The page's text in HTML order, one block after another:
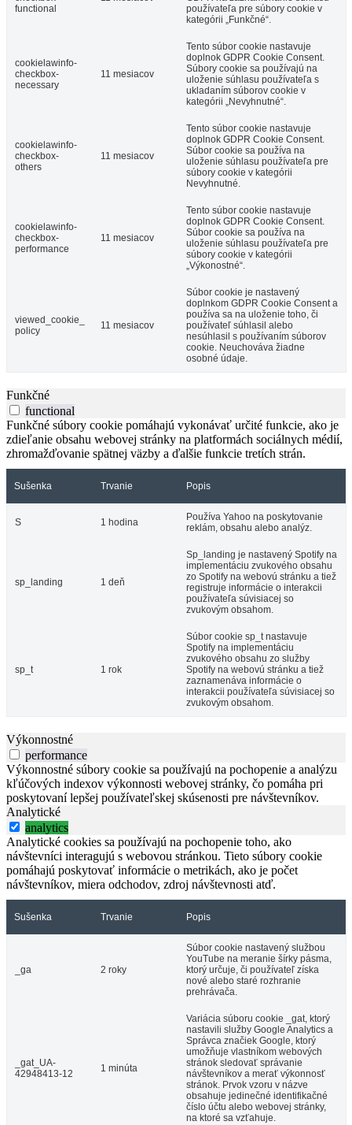
functional
používateľa pre súbory cookie v
kategórii „Funkčné“.
cookielawinfo-
checkbox-
necessary
11 mesiacov
Tento súbor cookie nastavuje
doplnok GDPR Cookie Consent.
Súbory cookie sa používajú na
uloženie súhlasu používateľa s
ukladaním súborov cookie v
kategórii „Nevyhnutné“.
cookielawinfo-
checkbox-
others
11 mesiacov
Tento súbor cookie nastavuje
doplnok GDPR Cookie Consent.
Súbor cookie sa používa na
uloženie súhlasu používateľa pre
súbory cookie v kategórii
Nevyhnutné.
cookielawinfo-
checkbox-
performance
11 mesiacov
Tento súbor cookie nastavuje
doplnok GDPR Cookie Consent.
Súbor cookie sa používa na
uloženie súhlasu používateľa pre
súbory cookie v kategórii
„Výkonostné“.
viewed_cookie_
policy
11 mesiacov
Súbor cookie je nastavený
doplnkom GDPR Cookie Consent a
používa sa na uloženie toho, či
používateľ súhlasil alebo
nesúhlasil s používaním súborov
cookie. Neuchováva žiadne
osobné údaje.
Funkčné
functional
Funkčné súbory cookie pomáhajú vykonávať určité funkcie, ako je
zdieľanie obsahu webovej stránky na platformách sociálnych médií,
zhromažďovanie spätnej väzby a ďalšie funkcie tretích strán.
Sušenka Trvanie Popis
S 1 hodina
Používa Yahoo na poskytovanie
reklám, obsahu alebo analýz.
sp_landing 1 deň
Sp_landing je nastavený Spotify na
implementáciu zvukového obsahu
zo Spotify na webovú stránku a tiež
registruje informácie o interakcii
používateľa súvisiacej so
zvukovým obsahom.
sp_t 1 rok
Súbor cookie sp_t nastavuje
Spotify na implementáciu
zvukového obsahu zo služby
Spotify na webovú stránku a tiež
zaznamenáva informácie o
interakcii používateľa súvisiacej so
zvukovým obsahom.
Výkonnostné
performance
Výkonnostné súbory cookie sa používajú na pochopenie a analýzu
kľúčových indexov výkonnosti webovej stránky, čo pomáha pri
poskytovaní lepšej používateľskej skúsenosti pre návštevníkov.
Analytické
analytics
Analytické cookies sa používajú na pochopenie toho, ako
návštevníci interagujú s webovou stránkou. Tieto súbory cookie
pomáhajú poskytovať informácie o metrikách, ako je počet
návštevníkov, miera odchodov, zdroj návštevnosti atď.
Sušenka Trvanie Popis
_ga 2 roky
Súbor cookie nastavený službou
YouTube na meranie šírky pásma,
ktorý určuje, či používateľ získa
nové alebo staré rozhranie
prehrávača.
_gat_UA-
42948413-12
1 minúta
Variácia súboru cookie _gat, ktorý
nastavili služby Google Analytics a
Správca značiek Google, ktorý
umožňuje vlastníkom webových
stránok sledovať správanie
návštevníkov a merať výkonnosť
stránok. Prvok vzoru v názve
obsahuje jedinečné identifikačné
číslo účtu alebo webovej stránky,
na ktoré sa vzťahuje.